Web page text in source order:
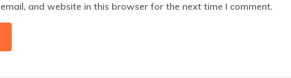
and website in this browser for the next time I comment.